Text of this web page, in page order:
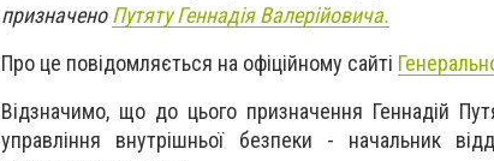
призначеноПутяту Геннадія Валерійовича.
Про це повідомляється на офіційному сайті
Відзначимо, що до цього призначення Геннадій
управління внутрішньої безпеки - начальник